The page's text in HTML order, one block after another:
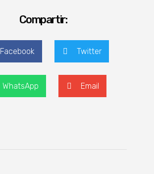
Compartir:
Facebook Twitter
WhatsApp Email